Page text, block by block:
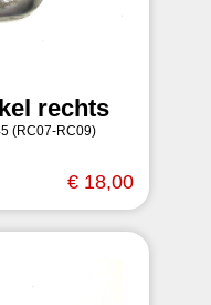
rechts
(RC07-RC09)
€ 18,00